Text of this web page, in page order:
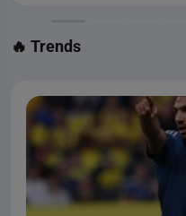
🔥 Trends